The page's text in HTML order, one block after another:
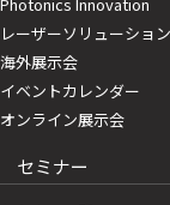
Photonics Innovation
レーザーソリューション
海外展示会
イベントカレンダー
オンライン展示会
セミナー